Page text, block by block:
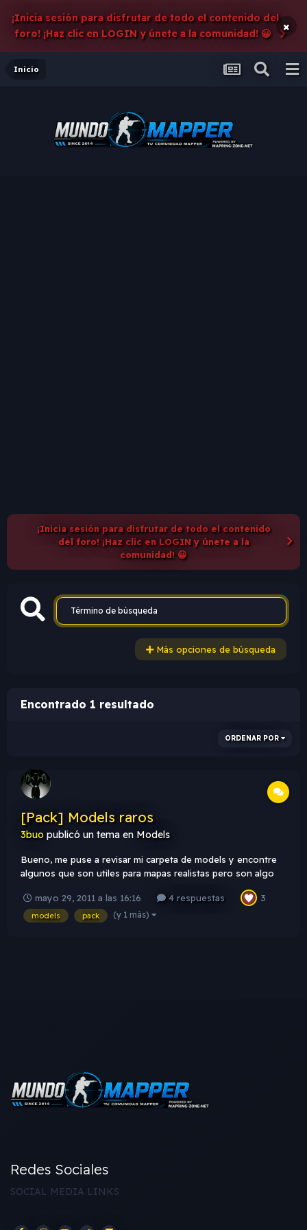
¡Inicia sesión para disfrutar de todo el contenido del
foro! ¡Haz clic en LOGIN y únete a la comunidad! 😀
×
Inicio
¡Inicia sesión para disfrutar de todo el contenido
del foro! ¡Haz clic en LOGIN y únete a la
comunidad! 😀
Más opciones de búsqueda
Encontrado 1 resultado
ORDENAR POR
[Pack] Models raros
3buo publicó un tema en Models
Bueno, me puse a revisar mi carpeta de models y encontre
algunos que son utiles para mapas realistas pero son algo
preocupen si puse solo 3 imagenes. Nota2: Hize este post
para no abandonar la seccion y/o temas....
mayo 29, 2011 a las 16:16 4 respuestas 3
models pack (y 1 más)
Redes Sociales
SOCIAL MEDIA LINKS